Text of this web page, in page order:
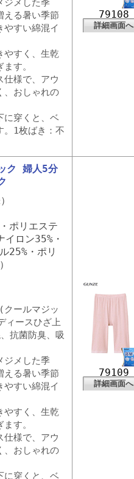
ジメした季
える暑い季節
やすい綿混イ
やすく、生乾
す。
仕様で、アウ
、おしゃれの
に穿くと、ベ
。1枚ばき：不
79108
詳細画面へ
ク 婦人5分
ポリエステ
ロン35%・
25%・ポリ
クールマジッ
ィースひざ上
抗菌防臭、吸
ジメした季
える暑い季節
やすい綿混イ
やすく、生乾
す。
仕様で、アウ
、おしゃれの
に穿くと、ベ
79109
詳細画面へ